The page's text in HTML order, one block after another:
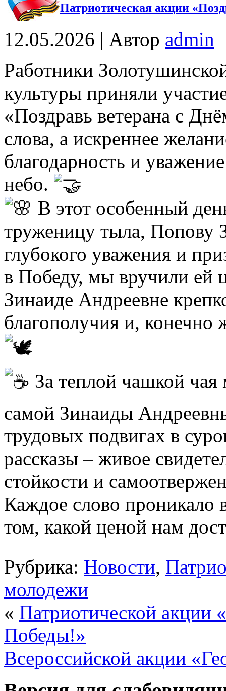
Патриотическая акции
12.05.2026 | Автор admin
Работники
культуры приняли
«Поздравь ветерана с
слова, а искреннее
благодарность и
небо.
В этот особенный
труженицу тыла, Попову
глубокого уважения и
в Победу, мы вручили ей
Зинаиде Андреевне
благополучия и, конечно
За теплой чашкой
самой Зинаиды
трудовых подвигах в
рассказы – живое
стойкости и
Каждое слово проникало
том, какой ценой нам
Рубрика: Новости,
молодежи
« Патриотической акции
Победы!»
Всероссийской акции